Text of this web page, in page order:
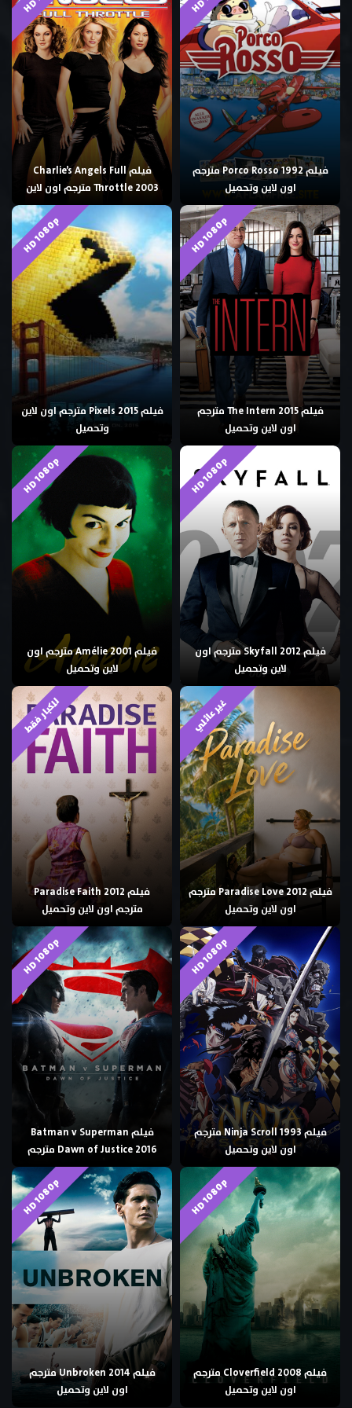
فيلم Porco Rosso 1992 مترجم
اون لاين وتحميل
فيلم Charlie’s Angels Full
Throttle 2003 مترجم اون لاين
HD 1080p
فيلم The Intern 2015 مترجم
اون لاين وتحميل
HD 1080p
فيلم Pixels 2015 مترجم اون لاين
وتحميل
HD 1080p
فيلم Skyfall 2012 مترجم اون
لاين وتحميل
HD 1080p
فيلم Amélie 2001 مترجم اون
لاين وتحميل
غير عائلي
فيلم Paradise Love 2012 مترجم
اون لاين وتحميل
للكبار فقط
فيلم Paradise Faith 2012
مترجم اون لاين وتحميل
HD 1080p
فيلم Ninja Scroll 1993 مترجم
اون لاين وتحميل
HD 1080p
فيلم Batman v Superman
Dawn of Justice 2016 مترجم
HD 1080p
فيلم Cloverfield 2008 مترجم
اون لاين وتحميل
HD 1080p
فيلم Unbroken 2014 مترجم
اون لاين وتحميل